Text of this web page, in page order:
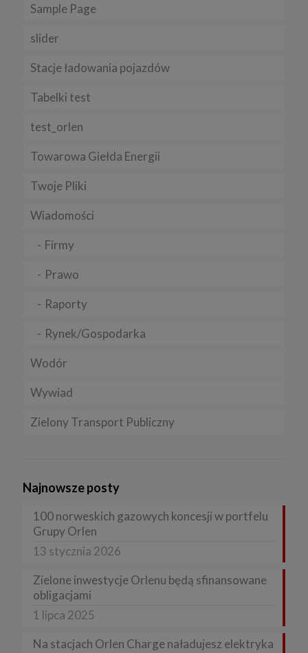
Sample Page
slider
Stacje ładowania pojazdów
Tabelki test
test_orlen
Towarowa Giełda Energii
Twoje Pliki
Wiadomości
Firmy
Prawo
Raporty
Rynek/Gospodarka
Wodór
Wywiad
Zielony Transport Publiczny
Najnowsze posty
100 norweskich gazowych koncesji w portfelu
Grupy Orlen
13 stycznia 2026
Zielone inwestycje Orlenu będą sfinansowane
obligacjami
1 lipca 2025
Na stacjach Orlen Charge naładujesz elektryka